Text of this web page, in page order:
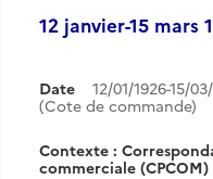
12 janvier-15 mars
Date 12/01/1926-15/
(Cote de commande)
Contexte :
commerciale (CPCOM)